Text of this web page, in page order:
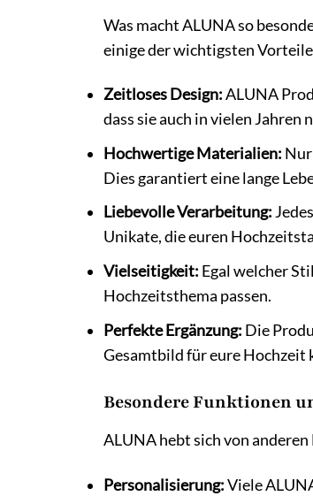
Was macht ALUNA so
einige der wichtigsten
Zeitloses Design:ALUNA
dass sie auch in vielen Jahren
Hochwertige Materialien:
Dies garantiert eine lange
Liebevolle Verarbeitung:
Unikate, die euren
Vielseitigkeit: Egal welcher
Hochzeitsthema passen.
Perfekte Ergänzung: Die
Gesamtbild für eure Hochzeit
Besondere Funktionen
ALUNA hebt sich von
Personalisierung:Viele